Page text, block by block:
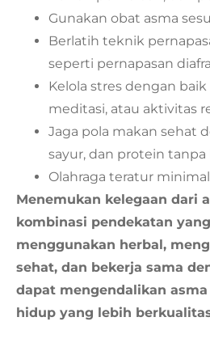
Gunakan obat asma
Berlatih teknik
seperti pernapasan
Kelola stres dengan
meditasi, atau aktivitas
Jaga pola makan sehat
sayur, dan protein tanpa
Olahraga teratur
Menemukan kelegaan dari
kombinasi pendekatan
menggunakan herbal,
sehat, dan bekerja sama
dapat mengendalikan
hidup yang lebih